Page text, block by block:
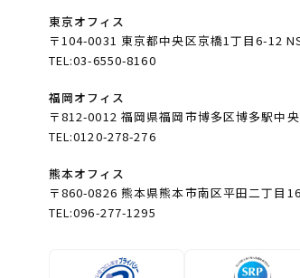
東京オフィス
〒104-0031 東京都中央区京橋1丁目6-12
TEL:03-6550-8160
福岡オフィス
〒812-0012 福岡県福岡市博多区博多駅中
TEL:0120-278-276
熊本オフィス
〒860-0826 熊本県熊本市南区平田二丁目
TEL:096-277-1295